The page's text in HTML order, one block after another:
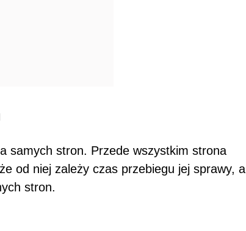
samych stron. Przede wszystkim strona
od niej zależy czas przebiegu jej sprawy, a
stron.